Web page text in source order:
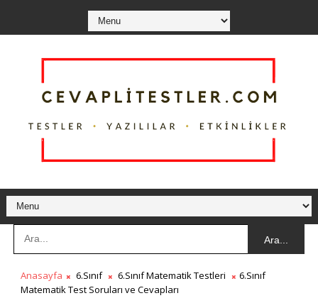
Ara...
Anasayfa 6.Sınıf 6.Sınıf Matematik Testleri
6.Sınıf
Matematik Test Soruları ve Cevapları